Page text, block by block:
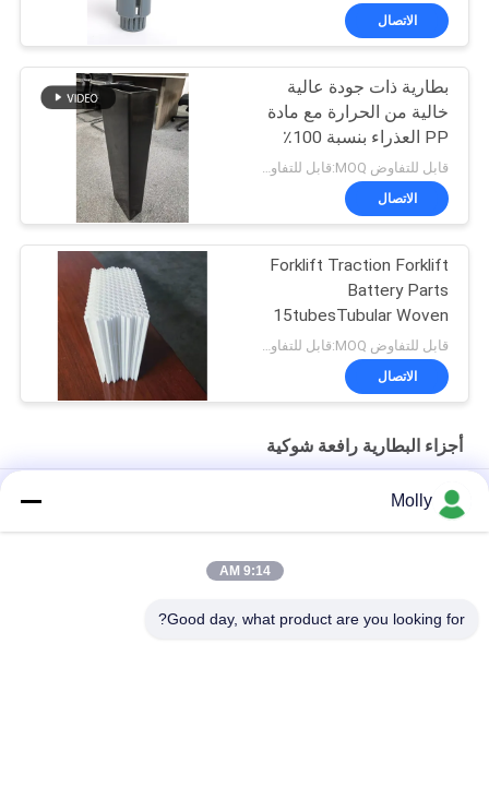
الاتصال
بطارية ذات جودة عالية
خالية من الحرارة مع مادة
PP العذراء بنسبة 100٪
وحجم قابل للتخصيص -
صندوق BCI
الاتصال
Forklift Traction Forklift
Battery Parts
15tubesTubular Woven
Battery Gauntlet
الاتصال
أجزاء البطارية رافعة شوكية
حصص بطارية الكهرباء الكهربائية الكهربائية
M10 المهنية الجر بطارية بولت برغي اللون الأسود مع رئيس البلاستيك
الحجم M أجزاء البطارية رافعة شوكية ، البطارية تنفيس التوصيل تعويم
Molly
9:14 AM
Good day, what product are you looking for?